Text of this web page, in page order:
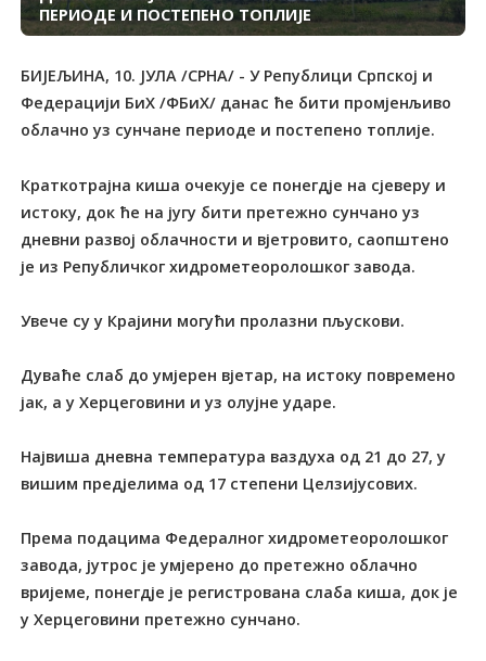
ПЕРИОДЕ И ПОСТЕПЕНО ТОПЛИЈЕ
БИЈЕЉИНА, 10. ЈУЛА /СРНА/ - У Републици Српској и
Федерацији БиХ /ФБиХ/ данас ће бити промјенљиво
облачно уз сунчане периоде и постепено топлије.
Краткотрајна киша очекује се понегдје на сјеверу и
истоку, док ће на југу бити претежно сунчано уз
дневни развој облачности и вјетровито, саопштено
је из Републичког хидрометеоролошког завода.
Увече су у Крајини могући пролазни пљускови.
Дуваће слаб до умјерен вјетар, на истоку повремено
јак, а у Херцеговини и уз олујне ударе.
Највиша дневна температура ваздуха од 21 до 27, у
вишим предјелима од 17 степени Целзијусових.
Према подацима Федералног хидрометеоролошког
завода, јутрос је умјерено до претежно облачно
вријеме, понегдје је регистрована слаба киша, док је
у Херцеговини претежно сунчано.